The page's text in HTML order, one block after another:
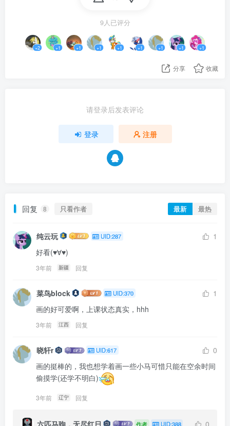
9人已评分
+2 +1 +1 +1 +1 +1 +1 +1 +1
分享 收藏
请登录后发表评论
登录 注册
回复 8 只看作者 最新 最热
纯云玩 UID:287
1
好看(♥∀♥)
3年前 新疆 回复
菜鸟block UID:370
1
画的好可爱啊，上课状态真实，hhh
3年前 江西 回复
晓轩r UID:617
0
画的挺棒的，我也想学着画一些小马可惜只能在空余时间
偷摸学(还学不明白)
3年前 辽宁 回复
六匹马驹，无尽红日 作者 UID:388
0